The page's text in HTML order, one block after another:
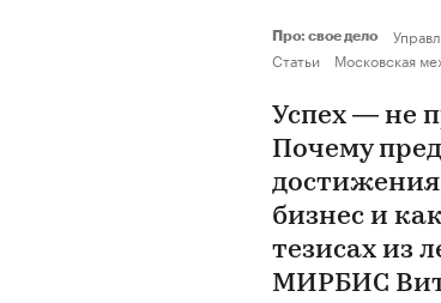
Про: свое дело
Статьи
Московская
Успех — не
Почему
бизнес и
тезисах из
МИРБИС